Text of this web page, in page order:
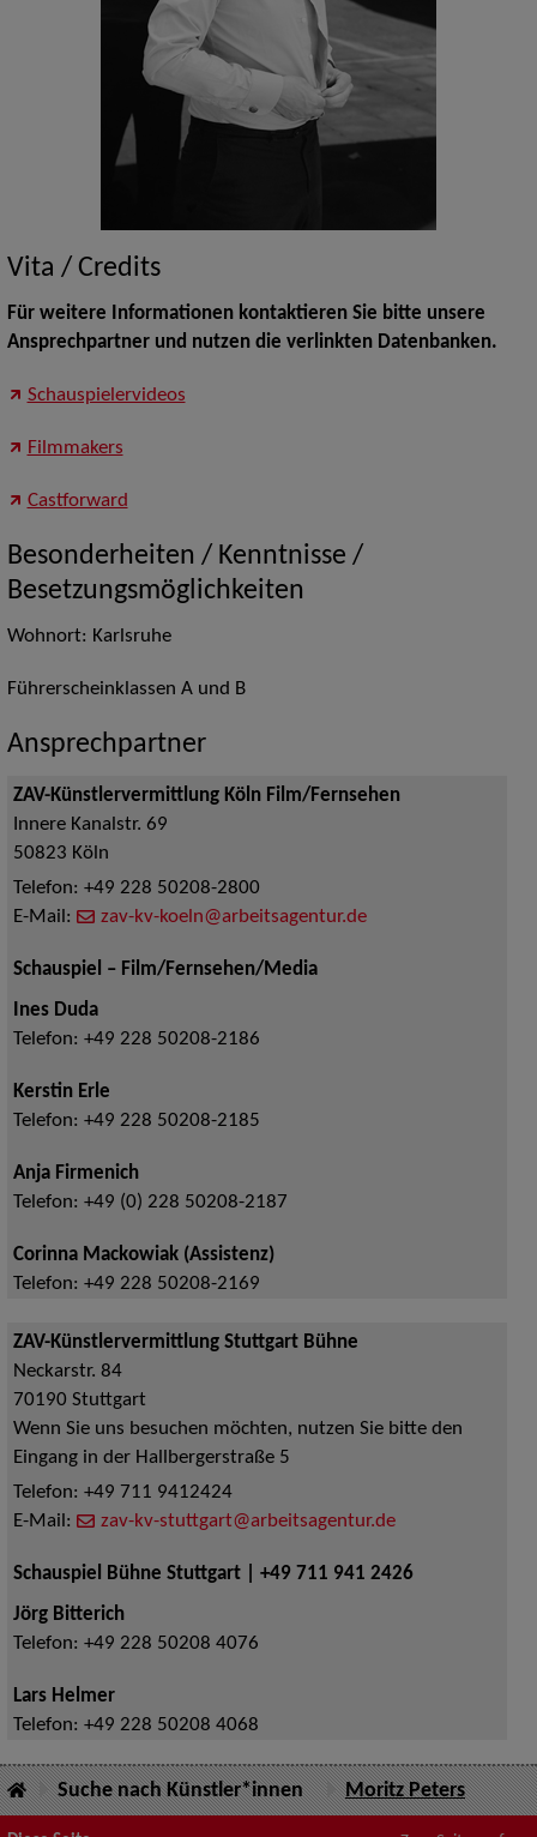
Vita / Credits
Für weitere Informationen kontaktieren Sie bitte unsere
Ansprechpartner und nutzen die verlinkten Datenbanken.
Schauspielervideos
Filmmakers
Castforward
Besonderheiten / Kenntnisse /
Besetzungsmöglichkeiten
Wohnort: Karlsruhe
Führerscheinklassen A und B
Ansprechpartner
ZAV-Künstlervermittlung Köln Film/Fernsehen
Innere Kanalstr. 69
50823 Köln
Telefon: +49 228 50208-2800
E-Mail:
zav-kv-koeln@arbeitsagentur.de
Schauspiel – Film/Fernsehen/Media
Ines Duda
Telefon: +49 228 50208-2186
Kerstin Erle
Telefon: +49 228 50208-2185
Anja Firmenich
Telefon: +49 (0) 228 50208-2187
Corinna Mackowiak (Assistenz)
Telefon: +49 228 50208-2169
ZAV-Künstlervermittlung Stuttgart Bühne
Neckarstr. 84
70190 Stuttgart
Wenn Sie uns besuchen möchten, nutzen Sie bitte den
Eingang in der Hallbergerstraße 5
Telefon: +49 711 9412424
E-Mail:
zav-kv-stuttgart@arbeitsagentur.de
Schauspiel Bühne Stuttgart | +49 711 941 2426
Jörg Bitterich
Telefon: +49 228 50208 4076
Lars Helmer
Telefon: +49 228 50208 4068
Suche nach Künstler*innen Moritz Peters